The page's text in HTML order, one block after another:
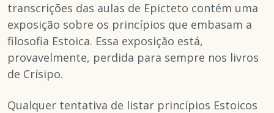
transcrições das aulas de Epicteto contém uma
exposição sobre os princípios que embasam a
filosofia Estoica. Essa exposição está,
provavelmente, perdida para sempre nos livros
de Crísipo.
Qualquer tentativa de listar princípios Estoicos